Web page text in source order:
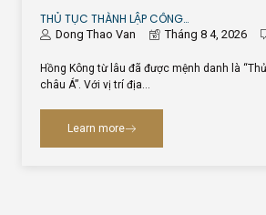
THỦ TỤC THÀNH LẬP CÔNG…
Dong Thao Van Tháng 8 4, 2026
Hồng Kông từ lâu đã được mệnh danh là
châu Á”. Với vị trí địa…
Learn more